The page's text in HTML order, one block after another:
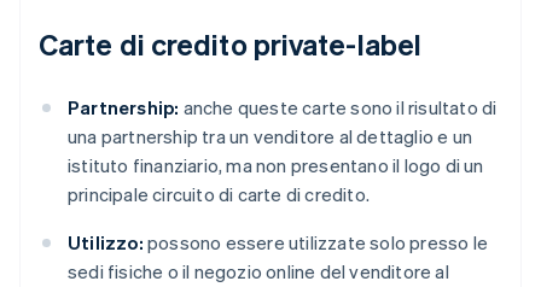
Carte di credito private-label
Partnership: anche queste carte sono il risultato di
una partnership tra un venditore al dettaglio e un
istituto finanziario, ma non presentano il logo di un
principale circuito di carte di credito.
Utilizzo: possono essere utilizzate solo presso le
sedi fisiche o il negozio online del venditore al